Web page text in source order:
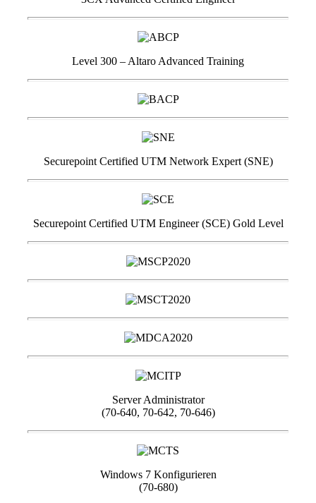
Level 300 – Altaro Advanced Training
Securepoint Certified UTM Network Expert (SNE)
Securepoint Certified UTM Engineer (SCE) Gold Level
Server Administrator
(70-640, 70-642, 70-646)
Windows 7 Konfigurieren
(70-680)